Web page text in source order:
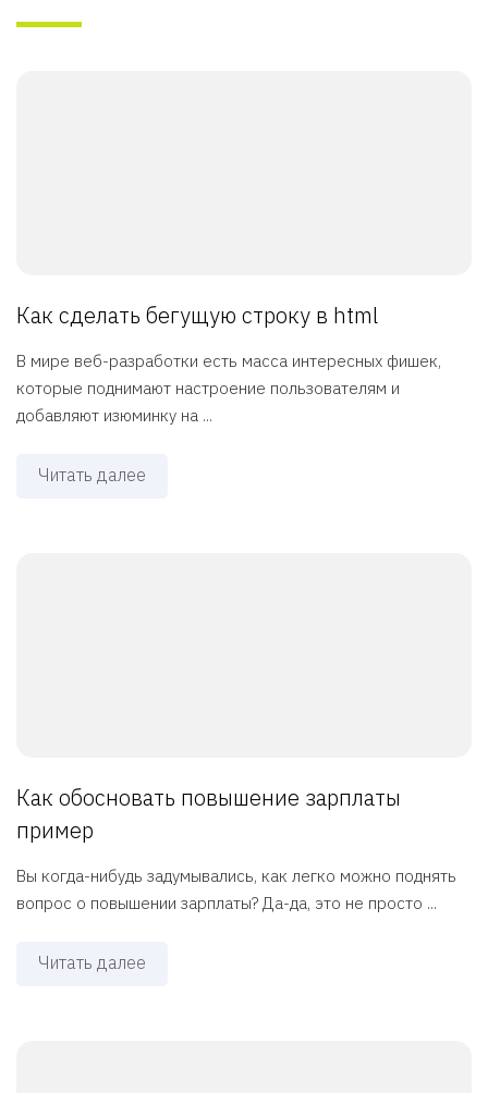
Как сделать бегущую строку в html
В мире веб-разработки есть масса интересных фишек,
которые поднимают настроение пользователям и
добавляют изюминку на ...
Читать далее
Как обосновать повышение зарплаты
пример
Вы когда-нибудь задумывались, как легко можно поднять
вопрос о повышении зарплаты? Да-да, это не просто ...
Читать далее